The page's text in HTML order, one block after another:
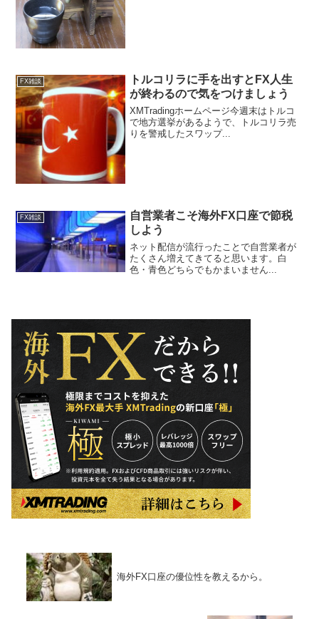
FX雑談
トルコリラに手を出すとFX人生
が終わるので気をつけましょう
XMTradingホームページ今週末はトルコ
で地方選挙があるようで、トルコリラ売
りを警戒したスワップ...
FX雑談
自営業者こそ海外FX口座で節税
しよう
ネット配信が流行ったことで自営業者が
たくさん増えてきてると思います。白
色・青色どちらでもかまいません...
海外FX口座の優位性を教えるから。